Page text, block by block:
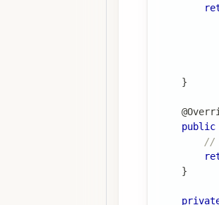
}
public
//
}